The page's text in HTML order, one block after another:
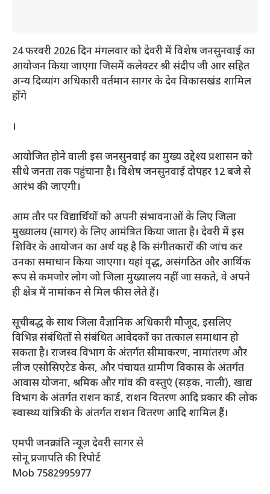
24 फरवरी 2026 दिन मंगलवार को देवरीमें विशेष जनसुनवाई का
आयोजन किया जाएगा जिसमें कलेक्टर श्री संदीप जी आर सहित
अन्य दिव्यांग अधिकारी वर्तमान सागर के देव विकासखंड शामिल
होंगे
।
आयोजित होने वाली इस जनसुनवाई का मुख्य उद्देश्य प्रशासन को
सीधे जनता तक पहुंचाना है। विशेष जनसुनवाई दोपहर 12 बजे से
आरंभ की जाएगी।
आम तौर पर विद्यार्थियों को अपनी संभावनाओं के लिए जिला
मुख्यालय (सागर) के लिए आमंत्रित किया जाता है। देवरी में इस
शिविर के आयोजन का अर्थ यह है कि संगीतकारों की जांच कर
उनका समाधान किया जाएगा। यहां वृद्ध, असंगठित और आर्थिक
रूप से कमजोर लोग जो जिला मुख्यालय नहीं जा सकते, वे अपने
ही क्षेत्र में नामांकन से मिल फीस लेते हैं।
सूचीबद्ध के साथ जिला वैज्ञानिक अधिकारी मौजूद, इसलिए
विभिन्न संबंधितों से संबंधित आवेदकों का तत्काल समाधान हो
सकता है। राजस्व विभाग के अंतर्गत सीमाकरण, नामांतरण और
लीज एसोसिएटेड केस, और पंचायत ग्रामीण विकास के अंतर्गत
आवास योजना, श्रमिक और गांव की वस्तुएं (सड़क, नाली), खाद्य
विभाग के अंतर्गत राशन कार्ड, राशन वितरण आदि प्रकार की लोक
स्वास्थ्य यांत्रिकी के अंतर्गत राशन वितरण आदि शामिल हैं।
एमपी जनक्रांति न्यूज़ देवरी सागर से
सोनू प्रजापति की रिपोर्ट
Mob 7582995977